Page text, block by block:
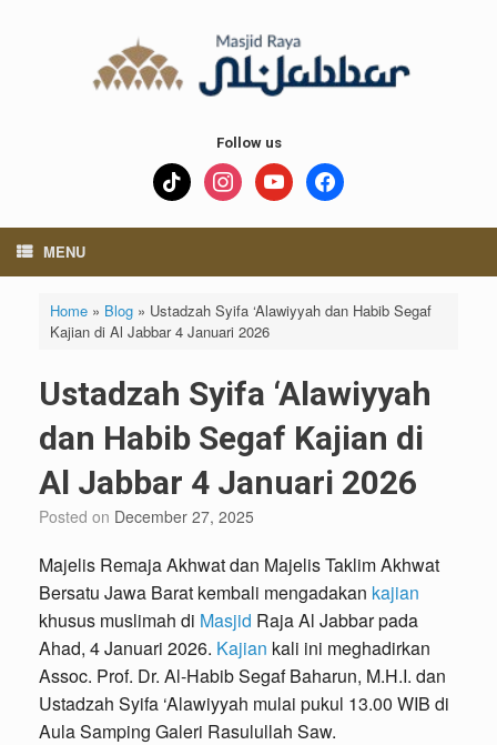
Follow us
tiktok instagramyoutube facebook
MENU
Home» Blog» Ustadzah Syifa ‘Alawiyyah dan Habib Segaf
Kajian di Al Jabbar 4 Januari 2026
Ustadzah Syifa ‘Alawiyyah
dan Habib Segaf Kajian di
Al Jabbar 4 Januari 2026
Posted on December 27, 2025
Majelis Remaja Akhwat dan Majelis Taklim Akhwat
Bersatu Jawa Barat kembali mengadakan kajian
khusus muslimah di Masjid Raja Al Jabbar pada
Ahad, 4 Januari 2026. Kajian kali ini meghadirkan
Assoc. Prof. Dr. Al-Habib Segaf Baharun, M.H.I. dan
Ustadzah Syifa ‘Alawiyyah mulai pukul 13.00 WIB di
Aula Samping Galeri Rasulullah Saw.